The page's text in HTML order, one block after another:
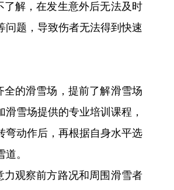
解，在发生意外后无法及时
问题，导致伤者无法得到快速
的滑雪场，提前了解滑雪场
雪场提供的专业培训课程，
弯动作后，再根据自身水平选
。
观察前方路况和周围滑雪者